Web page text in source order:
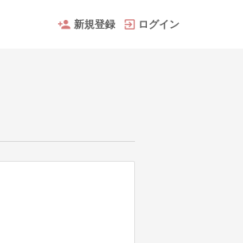
新規登録 ログイン